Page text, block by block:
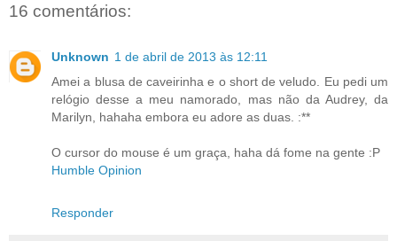
16 comentários:
Unknown 1 de abril de 2013 às 12:11
Amei a blusa de caveirinha e o short de veludo. Eu pedi um
relógio desse a meu namorado, mas não da Audrey, da
Marilyn, hahaha embora eu adore as duas. :**
O cursor do mouse é um graça, haha dá fome na gente :P
Humble Opinion
Responder